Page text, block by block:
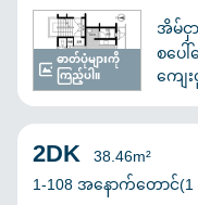
ဓာတ်ပုံများကို
ကြည့်ပါ။
အိမ်ငှ
စပေ
ကျေ
2DK 38.46m²
1-108 အနောက်တောင်